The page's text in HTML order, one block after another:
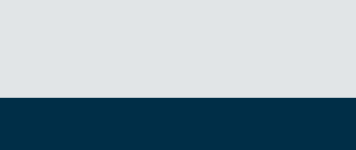
II – elaborar, com participação de toda
Grêmios Estudantis, assessorados
Regimento para posterior análise e
III – coordenar e articular todas as